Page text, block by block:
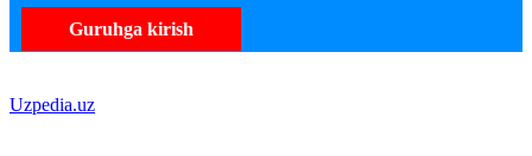
Guruhga kirish
Uzpedia.uz